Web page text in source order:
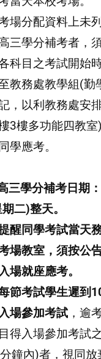
場分配資料上未
三學分補考者，
科目之考試開始
教務處教學組(勤
，以利教務處安
3樓多功能四教
學應考。
三學分補考日期
二)整天。
醒同學考試當天
場教室，須按公
場就座應考。
節考試學生遲到
場參加考試 ，逾
得入場參加考試
鐘內)者，視同放